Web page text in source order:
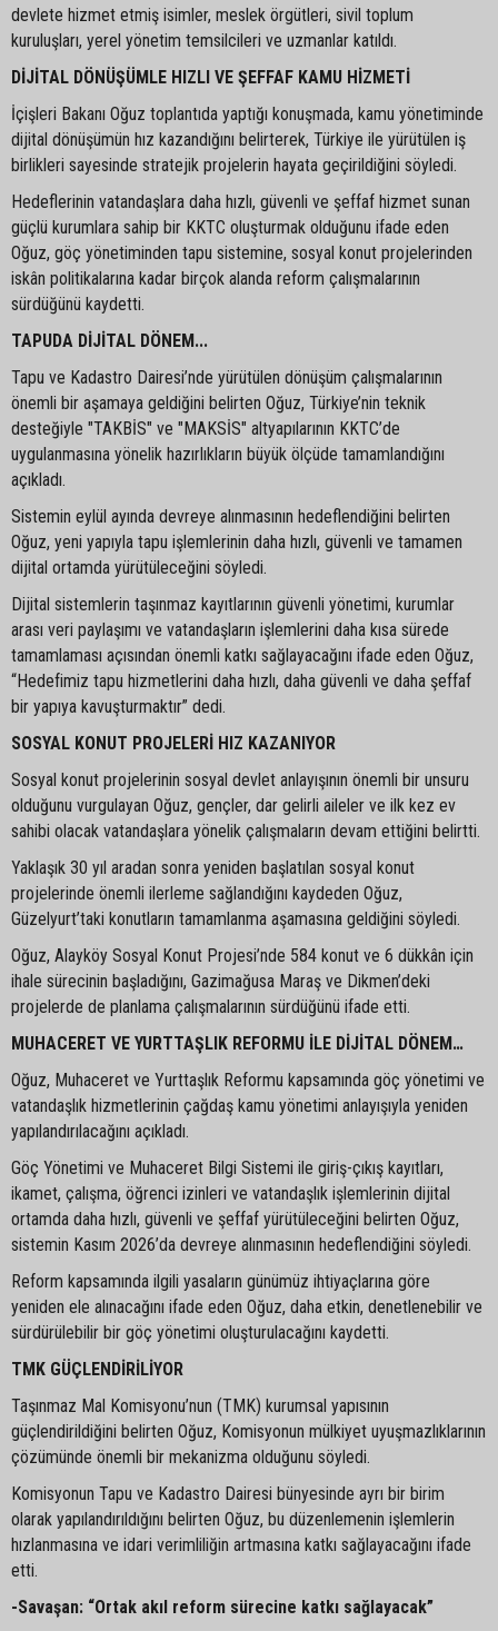
devlete hizmet etmiş isimler, meslek örgütleri, sivil toplum
kuruluşları, yerel yönetim temsilcileri ve uzmanlar katıldı.
DİJİTAL DÖNÜŞÜMLE HIZLI VE ŞEFFAF KAMU HİZMETİ
İçişleri Bakanı Oğuz toplantıda yaptığı konuşmada, kamu yönetiminde
dijital dönüşümün hız kazandığını belirterek, Türkiye ile yürütülen iş
birlikleri sayesinde stratejik projelerin hayata geçirildiğini söyledi.
Hedeflerinin vatandaşlara daha hızlı, güvenli ve şeffaf hizmet sunan
güçlü kurumlara sahip bir KKTC oluşturmak olduğunu ifade eden
Oğuz, göç yönetiminden tapu sistemine, sosyal konut projelerinden
iskân politikalarına kadar birçok alanda reform çalışmalarının
sürdüğünü kaydetti.
TAPUDA DİJİTAL DÖNEM...
Tapu ve Kadastro Dairesi’nde yürütülen dönüşüm çalışmalarının
önemli bir aşamaya geldiğini belirten Oğuz, Türkiye’nin teknik
desteğiyle "TAKBİS" ve "MAKSİS" altyapılarının KKTC’de
uygulanmasına yönelik hazırlıkların büyük ölçüde tamamlandığını
açıkladı.
Sistemin eylül ayında devreye alınmasının hedeflendiğini belirten
Oğuz, yeni yapıyla tapu işlemlerinin daha hızlı, güvenli ve tamamen
dijital ortamda yürütüleceğini söyledi.
Dijital sistemlerin taşınmaz kayıtlarının güvenli yönetimi, kurumlar
arası veri paylaşımı ve vatandaşların işlemlerini daha kısa sürede
tamamlaması açısından önemli katkı sağlayacağını ifade eden Oğuz,
“Hedefimiz tapu hizmetlerini daha hızlı, daha güvenli ve daha şeffaf
bir yapıya kavuşturmaktır” dedi.
SOSYAL KONUT PROJELERİ HIZ KAZANIYOR
Sosyal konut projelerinin sosyal devlet anlayışının önemli bir unsuru
olduğunu vurgulayan Oğuz, gençler, dar gelirli aileler ve ilk kez ev
sahibi olacak vatandaşlara yönelik çalışmaların devam ettiğini belirtti.
Yaklaşık 30 yıl aradan sonra yeniden başlatılan sosyal konut
projelerinde önemli ilerleme sağlandığını kaydeden Oğuz,
Güzelyurt’taki konutların tamamlanma aşamasına geldiğini söyledi.
Oğuz, Alayköy Sosyal Konut Projesi’nde 584 konut ve 6 dükkân için
ihale sürecinin başladığını, Gazimağusa Maraş ve Dikmen’deki
projelerde de planlama çalışmalarının sürdüğünü ifade etti.
MUHACERET VE YURTTAŞLIK REFORMU İLE DİJİTAL DÖNEM…
Oğuz, Muhaceret ve Yurttaşlık Reformu kapsamında göç yönetimi ve
vatandaşlık hizmetlerinin çağdaş kamu yönetimi anlayışıyla yeniden
yapılandırılacağını açıkladı.
Göç Yönetimi ve Muhaceret Bilgi Sistemi ile giriş-çıkış kayıtları,
ikamet, çalışma, öğrenci izinleri ve vatandaşlık işlemlerinin dijital
ortamda daha hızlı, güvenli ve şeffaf yürütüleceğini belirten Oğuz,
sistemin Kasım 2026’da devreye alınmasının hedeflendiğini söyledi.
Reform kapsamında ilgili yasaların günümüz ihtiyaçlarına göre
yeniden ele alınacağını ifade eden Oğuz, daha etkin, denetlenebilir ve
sürdürülebilir bir göç yönetimi oluşturulacağını kaydetti.
TMK GÜÇLENDİRİLİYOR
Taşınmaz Mal Komisyonu’nun (TMK) kurumsal yapısının
güçlendirildiğini belirten Oğuz, Komisyonun mülkiyet uyuşmazlıklarının
çözümünde önemli bir mekanizma olduğunu söyledi.
Komisyonun Tapu ve Kadastro Dairesi bünyesinde ayrı bir birim
olarak yapılandırıldığını belirten Oğuz, bu düzenlemenin işlemlerin
hızlanmasına ve idari verimliliğin artmasına katkı sağlayacağını ifade
etti.
-Savaşan: “Ortak akıl reform sürecine katkı sağlayacak”